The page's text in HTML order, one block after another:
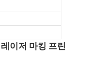
이저 마킹 프린